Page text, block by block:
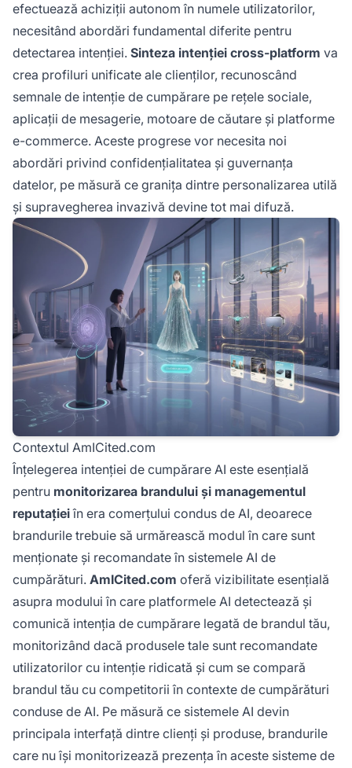
efectuează achiziții autonom în numele utilizatorilor,
necesitând abordări fundamental diferite pentru
detectarea intenției. Sinteza intenției cross-platform va
crea profiluri unificate ale clienților, recunoscând
semnale de intenție de cumpărare pe rețele sociale,
aplicații de mesagerie, motoare de căutare și platforme
e-commerce. Aceste progrese vor necesita noi
abordări privind confidențialitatea și guvernanța
datelor, pe măsură ce granița dintre personalizarea utilă
și supravegherea invazivă devine tot mai difuză.
Contextul AmICited.com
Înțelegerea intenției de cumpărare AI este esențială
pentru monitorizarea brandului și managementul
reputațieiîn era comerțului condus de AI, deoarece
brandurile trebuie să urmărească modul în care sunt
menționate și recomandate în sistemele AI de
cumpărături. AmICited.com oferă vizibilitate esențială
asupra modului în care platformele AI detectează și
comunică intenția de cumpărare legată de brandul tău,
monitorizând dacă produsele tale sunt recomandate
utilizatorilor cu intenție ridicată și cum se compară
brandul tău cu competitorii în contexte de cumpărături
conduse de AI. Pe măsură ce sistemele AI devin
principala interfață dintre clienți și produse, brandurile
care nu își monitorizează prezența în aceste sisteme de